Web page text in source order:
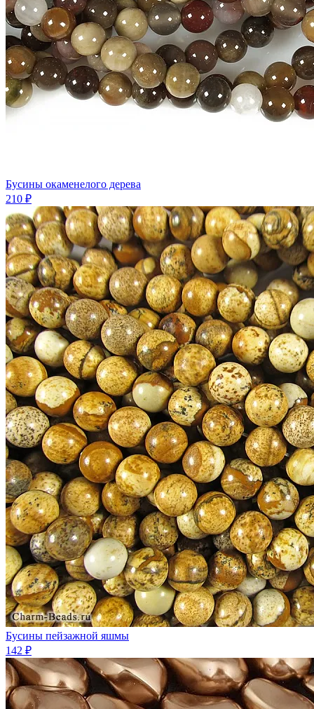
Бусины окаменелого дерева
210 ₽
Бусины пейзажной яшмы
142 ₽